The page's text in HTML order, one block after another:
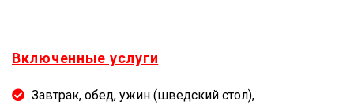
Включенные услуги
Завтрак, обед, ужин (шведский стол),